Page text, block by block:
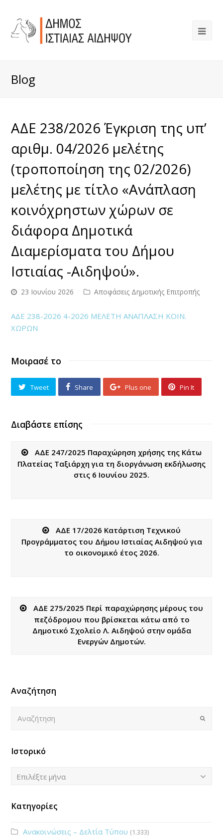
Blog
ΑΔΕ 238/2026 Έγκριση της υπ’
αριθμ. 04/2026 μελέτης
(τροποποίηση της 02/2026)
μελέτης με τίτλο «Ανάπλαση
κοινόχρηστων χώρων σε
διάφορα Δημοτικά
Διαμερίσματα του Δήμου
Ιστιαίας -Αιδηψού».
23 Ιουνίου 2026 Αποφάσεις Δημοτικής Επιτροπής
ΑΔΕ 238-2026 4-2026 ΜΕΛΕΤΗ ΑΝΑΠΛΑΣΗ ΚΟΙΝ.
ΧΩΡΩΝ
Μοιρασέ το
Tweet Share Plus one Pin It
Διαβάστε επίσης
ΑΔΕ 247/2025 Παραχώρηση χρήσης της Κάτω
Πλατείας Ταξιάρχη για τη διοργάνωση εκδήλωσης
στις 6 Ιουνίου 2025.
ΑΔΕ 17/2026 Κατάρτιση Τεχνικού
Προγράμματος του Δήμου Ιστιαίας Αιδηψού για
το οικονομικό έτος 2026.
ΑΔΕ 275/2025 Περί παραχώρησης μέρους του
πεζόδρομου που βρίσκεται κάτω από το
Δημοτικό Σχολείο Λ. Αιδηψού στην ομάδα
Ενεργών Δημοτών.
Αναζήτηση
Submit
Ιστορικό
Ιστορικό
Επιλέξτε μήνα
Κατηγορίες
Ανακοινώσεις – Δελτία Τύπου (1.333)